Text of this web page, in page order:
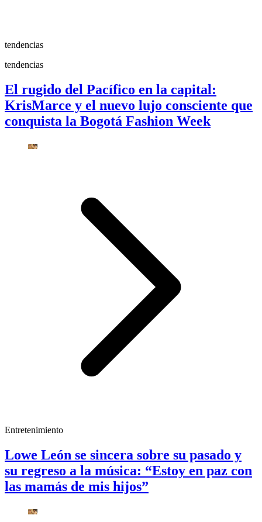
tendencias
tendencias
El rugido del Pacífico en la capital:
KrisMarce y el nuevo lujo consciente que
conquista la Bogotá Fashion Week
Entretenimiento
Lowe León se sincera sobre su pasado y
su regreso a la música: “Estoy en paz con
las mamás de mis hijos”